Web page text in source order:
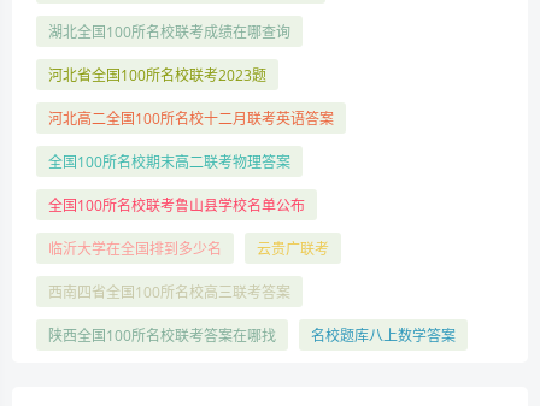
湖北全国100所名校联考成绩在哪查询
河北省全国100所名校联考2023题
河北高二全国100所名校十二月联考英语答案
全国100所名校期末高二联考物理答案
全国100所名校联考鲁山县学校名单公布
临沂大学在全国排到多少名 云贵广联考
西南四省全国100所名校高三联考答案
陕西全国100所名校联考答案在哪找 名校题库八上数学答案